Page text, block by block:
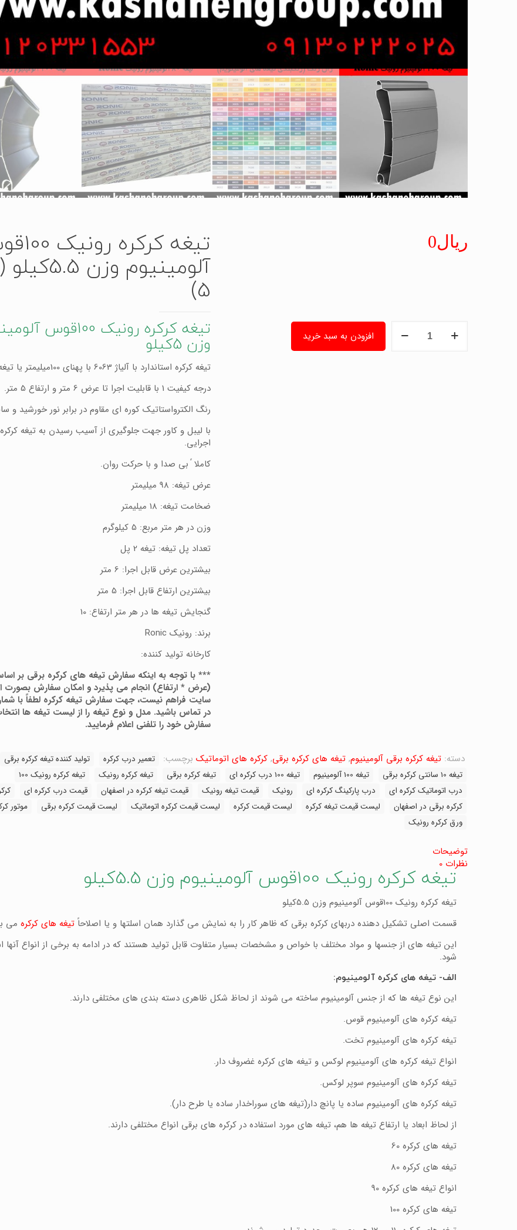
تیغه
5)
ریال0
تیغه کرکره رونیک 100قوس
وزن 5کیلو
تیغه کرکره استاندارد با آلیاژ 6063 با پهنای 100میلیمتر یا تیغه 10 سانتی.
درجه کیفیت 1 با قابلیت اجرا تا عرض 6 متر و ارتفاع 5 متر.
رنگ الکترواستاتیک کوره ای مقاوم در برابر نور خورشید
با لیبل و کاور جهت جلوگیری از آسیب رسیدن به تیغه کرکره
اجرایی.
کاملا ً بی صدا و با حرکت روان.
عرض تیغه: 98 میلیمتر
ضخامت تیغه: 18 میلیمتر
وزن در هر متر مربع: 5 کیلوگرم
تعداد پل تیغه: تیغه 2 پل
بیشترین عرض قابل اجرا: 6 متر
بیشترین ارتفاع قابل اجرا: 5 متر
گنجایش تیغه ها در هر متر ارتفاع: 10
برند: رونیک Ronic
کارخانه تولید کننده:
*** با توجه به اینکه سفارش تیغه های کرکره برقی بر
(عرض * ارتفاع) انجام می پذیرد و امکان سفارش بصورت
سایت فراهم نیست، جهت سفارش تیغه کرکره لطفاً با
در تماس باشید. مدل و نوع تیغه را از لیست تیغه ها
سفارش خود را تلفنی اعلام فرمایید.
کرکره
افزودن به سبد خرید
دسته: تیغه کرکره برقی آلومینیوم, تیغه های کرکره برقی, کرکره های اتوماتیک برچسب: تعمیر درب کرکره
تولید کننده تیغه کرکره برقی
تیغه 10 سانتی کرکره برقی
تیغه 100 آلومینیوم تیغه 100 درب کرکره ای تیغه کرکره برقی تیغه کرکره رونیک
تیغه کرکره رونیک 100
درب اتوماتیک کرکره ای
درب پارکینگ کرکره ای رونیک قیمت تیغه رونیک قیمت تیغه کرکره در اصفهان قیمت درب کرکره ای
کرکره برقی در اصفهان
لیست قیمت تیغه کرکره لیست قیمت کرکره لیست قیمت کرکره اتوماتیک لیست قیمت کرکره برقی
موتور
ورق کرکره رونیک
توضیحات
نظرات 0
تیغه کرکره رونیک 100قوس آلومینیوم وزن 5.5کیلو
تیغه کرکره رونیک 100قوس آلومینیوم وزن 5.5کیلو
قسمت اصلی تشکیل دهنده دربهای کرکره برقی که ظاهر کار را به نمایش می گذارد همان اسلتها و یا اصلاحاً تیغه های کرکرهمی
این تیغه های از جنسها و مواد مختلف با خواص و مشخصات بسیار متفاوت قابل تولید هستند که در ادامه به برخی از انواع آنها
شود.
الف- تیغه های کرکره آلومینیوم:
این نوع تیغه ها که از جنس آلومینیوم ساخته می شوند از لحاظ شکل ظاهری دسته بندی های مختلفی دارند.
تیغه کرکره های آلومینیوم قوس.
تیغه کرکره های آلومینیوم تخت.
انواع تیغه کرکره های آلومینیوم لوکس و تیغه های کرکره غضروف دار.
تیغه کرکره های آلومینیوم سوپر لوکس.
تیغه کرکره های آلومینیوم ساده یا پانچ دار(تیغه های سوراخدار ساده یا طرح دار).
از لحاظ ابعاد یا ارتفاع تیغه ها هم، تیغه های مورد استفاده در کرکره های برقی انواع مختلفی دارند.
تیغه های کرکره 60
تیغه های کرکره 80
انواع تیغه های کرکره 90
تیغه های کرکره 100